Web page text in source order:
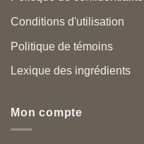
Conditions d'utilisation
Politique de témoins
Lexique des ingrédients
Mon compte